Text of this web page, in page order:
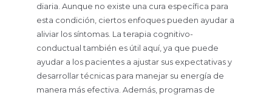
diaria. Aunque no existe una cura específica para
esta condición, ciertos enfoques pueden ayudar a
aliviar los síntomas. La terapia cognitivo-
conductual también es útil aquí, ya que puede
ayudar a los pacientes a ajustar sus expectativas y
desarrollar técnicas para manejar su energía de
manera más efectiva. Además, programas de